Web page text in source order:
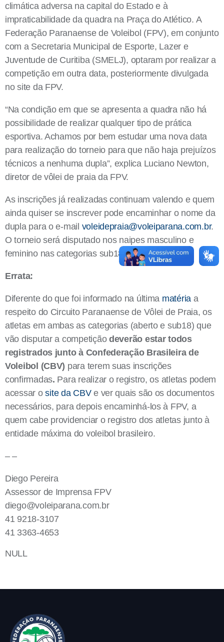
climática adversa na capital do Estado e à
impraticabilidade da quadra na Praça do Atlético. A
Federação Paranaense de Voleibol (FPV), em conjunto
com a Secretaria Municipal de Esporte, Lazer e
Juventude de Curitiba (SMELJ), optaram por realizar a
competição em outra data, posteriormente divulgada
no site da FPV.
“Na condição em que se apresenta a quadra não há
possibilidade de realizar qualquer tipo de prática
esportiva. Achamos por bem estudar uma nova data
para realização do torneio para que não haja prejuízos
técnicos a nenhuma dupla”, explica Luciano Newton,
diretor de vôlei de praia da FPV.
As inscrições já realizadas continuam valendo e quem
ainda quiser se inscrever pode encaminhar o nome da
dupla para o e-mail voleidepraia@voleiparana.com.br.
O torneio será disputado nos naipes masculino e
feminino nas categorias sub18 e aberto.
Errata:
Diferente do que foi informado na última matéria a
respeito do Circuito Paranaense de Vôlei de Praia, os
atletas em ambas as categorias (aberto e sub18) que
vão disputar a competição deverão estar todos
registrados junto à Confederação Brasileira de
Voleibol (CBV) para terem suas inscrições
confirmadas. Para realizar o registro, os atletas podem
acessar osite da CBVe ver quais são os documentos
necessários, para depois encaminhá-los à FPV, a
quem cabe providenciar o registro dos atletas junto à
entidade máxima do voleibol brasileiro.
– –
Diego Pereira
Assessor de Imprensa FPV
diego@voleiparana.com.br
41 9218-3107
41 3363-4653
NULL